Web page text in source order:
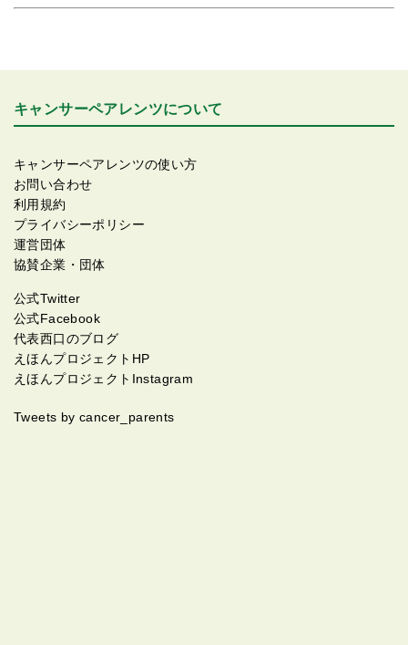
キャンサーペアレンツについて
キャンサーペアレンツの使い方
お問い合わせ
利用規約
プライバシーポリシー
運営団体
協賛企業・団体
公式Twitter
公式Facebook
代表西口のブログ
えほんプロジェクトHP
えほんプロジェクトInstagram
Tweets by cancer_parents